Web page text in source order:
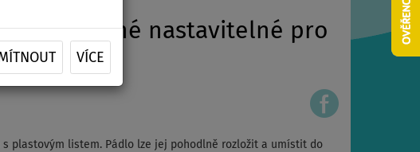
VÍCE
3-dílné nastavitelné pro
plastovým listem. Pádlo lze jej pohodlně rozložit a umístit do